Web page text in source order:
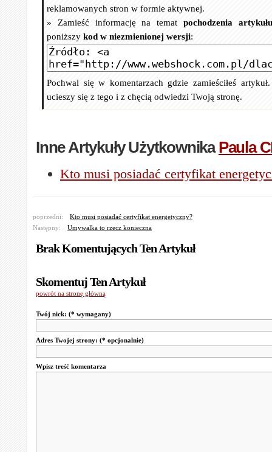
reklamowanych stron w formie aktywnej.
» Zamieść informację na temat pochodzenia artykułu
poniższy kod w niezmienionej wersji:
Pochwal się w komentarzach gdzie zamieściłeś
ucieszy się z tego i z chęcią odwiedzi Twoją stronę.
Inne Artykuły UżytkownikaPaula
Kto musi posiadać certyfikat
poprzedni:
Kto musi posiadać certyfikat energetyczny?
Następny:
Umywalka to rzecz konieczna
Brak Komentujących Ten Artykuł
Skomentuj Ten Artykuł
powrót na stronę główną
Twój nick: (* wymagany)
Adres Twojej strony: (* opcjonalnie)
Wpisz treść komentarza